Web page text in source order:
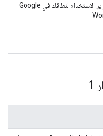
عرض تقارير الاستخدام لنطاقك في Google